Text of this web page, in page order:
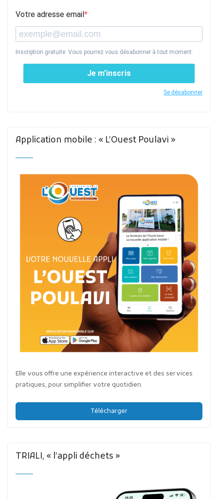
Votre adresse email
Inscription gratuite. Vous pourrez vous désabonner à tout moment.
Je m’inscris
Se désabonner
Application mobile : « L’Ouest Poulavi »
Elle vous offre une expérience interactive et des services
pratiques, pour simplifier votre quotidien.
Télécharger
TRIALI, « l’appli déchets »